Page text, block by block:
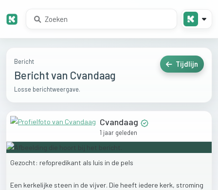
Bericht
Bericht van Cvandaag
Losse berichtweergave.
Tijdlijn
Cvandaag
1 jaar geleden
Gezocht: refopredikant als luis in de pels
Een kerkelijke steen in de vijver. Die heeft iedere kerk, stroming